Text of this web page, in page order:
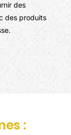
des
des produits
: